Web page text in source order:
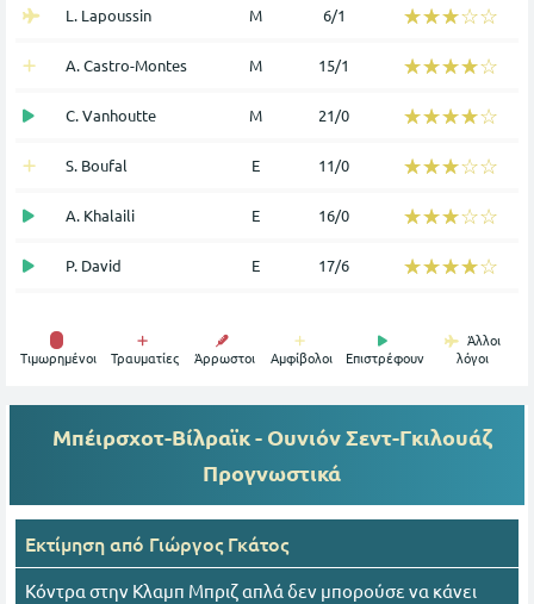
L. Lapoussin Μ 6/1 ☆☆☆☆☆
★★★★★
A. Castro-Montes Μ 15/1 ☆☆☆☆☆
★★★★★
C. Vanhoutte Μ 21/0 ☆☆☆☆☆
★★★★★
S. Boufal Ε 11/0 ☆☆☆☆☆
★★★★★
A. Khalaili Ε 16/0 ☆☆☆☆☆
★★★★★
P. David Ε 17/6 ☆☆☆☆☆
★★★★★
Tιμωρημένοι Τραυματίες Άρρωστοι Αμφίβολοι Επιστρέφουν
Άλλοι
λόγοι
Μπέιρσχοτ-Βίλραϊκ - Ουνιόν Σεντ-Γκιλουάζ
Προγνωστικά
Εκτίμηση από Γιώργος Γκάτος
Κόντρα στην Κλαμπ Μπριζ απλά δεν μπορούσε να κάνει